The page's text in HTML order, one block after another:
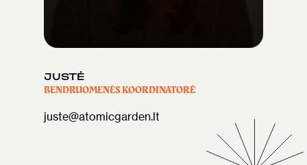
JUSTĖ
BENDRUOMENĖS KOORDINATORĖ
juste@atomicgarden.lt